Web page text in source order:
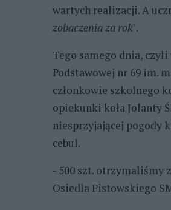
wartych realizacji. A
zobaczenia za rok".
Tego samego dnia,
Podstawowej nr 69 im.
członkowie szkolnego
opiekunki koła Jolanty
niesprzyjającej pogody
cebul.
- 500 szt. otrzymaliśmy
Osiedla Pistowskiego